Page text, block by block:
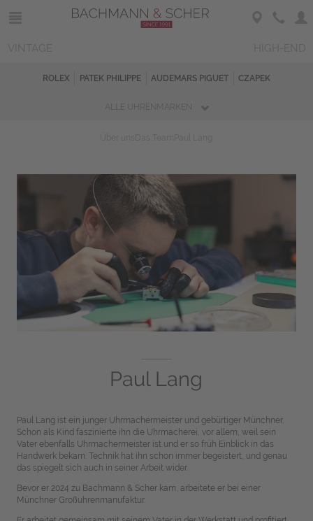
ROLEX PATEK PHILIPPE AUDEMARS PIGUET CZAPEK
Paul Lang
Paul Lang ist ein junger Uhrmachermeister und gebürtiger Münchner.
Schon als Kind faszinierte ihn die Uhrmacherei, vor allem, weil sein
Vater ebenfalls Uhrmachermeister ist und er so früh Einblick in das
Handwerk bekam. Technik hat ihn schon immer begeistert, und genau
das spiegelt sich auch in seiner Arbeit wider.
Bevor er 2024 zu Bachmann & Scher kam, arbeitete er bei einer
Münchner Großuhrenmanufaktur.